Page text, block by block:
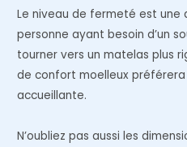
Le niveau de fermeté est une
personne ayant besoin d’un
tourner vers un matelas plus
de confort moelleux
accueillante.
N’oubliez pas aussi les